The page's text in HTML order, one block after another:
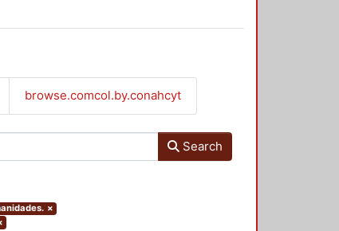
browse.comcol.by.conahcyt
Search
×